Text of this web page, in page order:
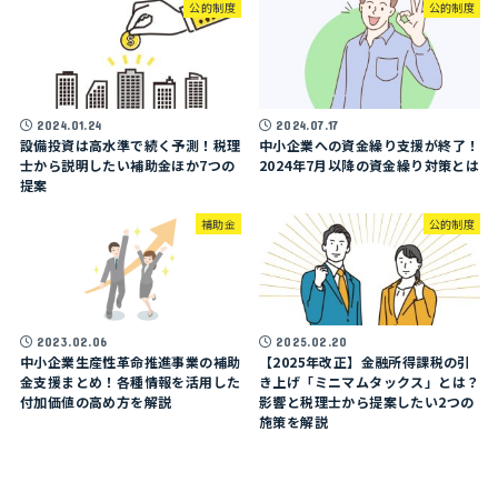
公的制度
2024.01.24
設備投資は高水準で続く予測！税理
士から説明したい補助金ほか7つの
提案
公的制度
2024.07.17
中小企業への資金繰り支援が終了！
2024年7月以降の資金繰り対策とは
補助金
2023.02.06
中小企業生産性革命推進事業の補助
金支援まとめ！各種情報を活用した
付加価値の高め方を解説
公的制度
2025.02.20
【2025年改正】金融所得課税の引
き上げ「ミニマムタックス」とは？
影響と税理士から提案したい2つの
施策を解説